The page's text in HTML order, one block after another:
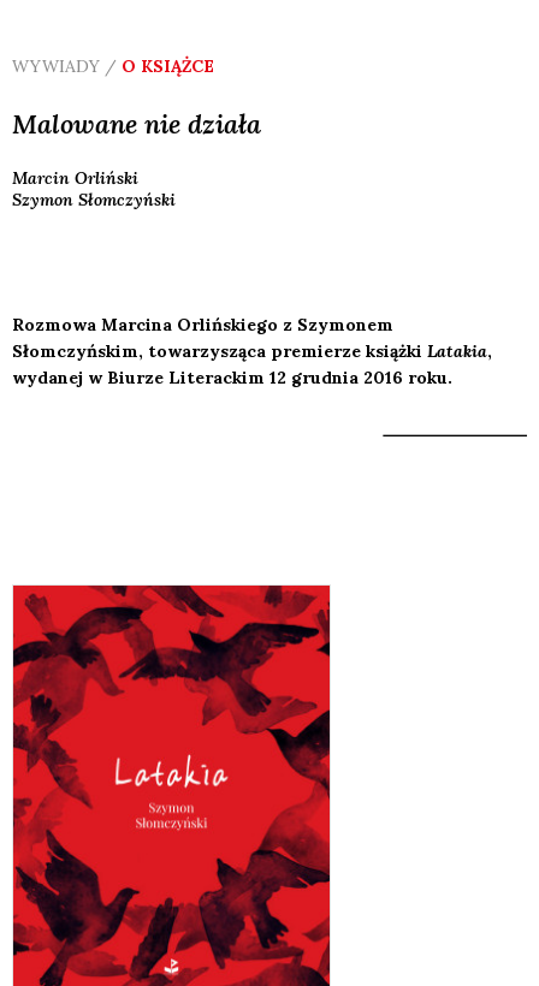
WYWIADY / O KSIĄŻCE
Malowane nie działa
Marcin Orliński
Szymon Słomczyński
Rozmowa Marcina Orlińskiego z Szymonem
Słomczyńskim, towarzysząca premierze książki Latakia,
wydanej w Biurze Literackim 12 grudnia 2016 roku.